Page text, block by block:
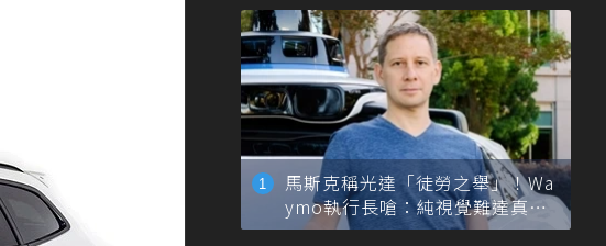
馬斯克稱光達「徒勞之舉」！Wa
ymo執行長嗆：純視覺難達真正
自動駕駛